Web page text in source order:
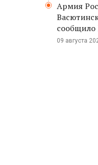
Армия
09 августа